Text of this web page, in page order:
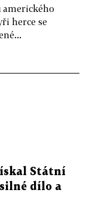
amerického
herce se
Státní
dílo a